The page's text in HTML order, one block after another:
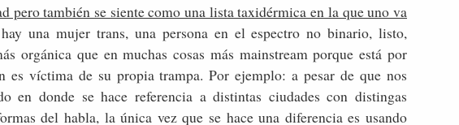
pero también se siente como una lista taxidérmica en la que uno va
una mujer trans, una persona en el espectro no binario, listo,
orgánica que en muchas cosas más mainstream porque está por
es víctima de su propia trampa. Por ejemplo: a pesar de que nos
en donde se hace referencia a distintas ciudades con distingas
del habla, la única vez que se hace una diferencia es usando